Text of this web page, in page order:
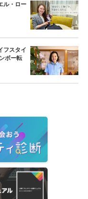
ル・ロー
フスタイ
ボー転